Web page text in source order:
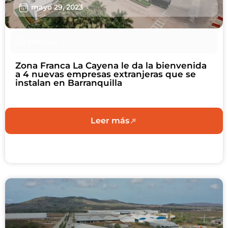
mayo 29, 2023
Zona Franca La Cayena le da la bienvenida
a 4 nuevas empresas extranjeras que se
instalan en Barranquilla
Leer más